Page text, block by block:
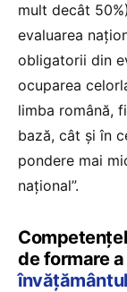
mult decât
evaluarea
obligatorii din
ocuparea
limba română,
bază, cât și în
pondere mai
național”.
de formare